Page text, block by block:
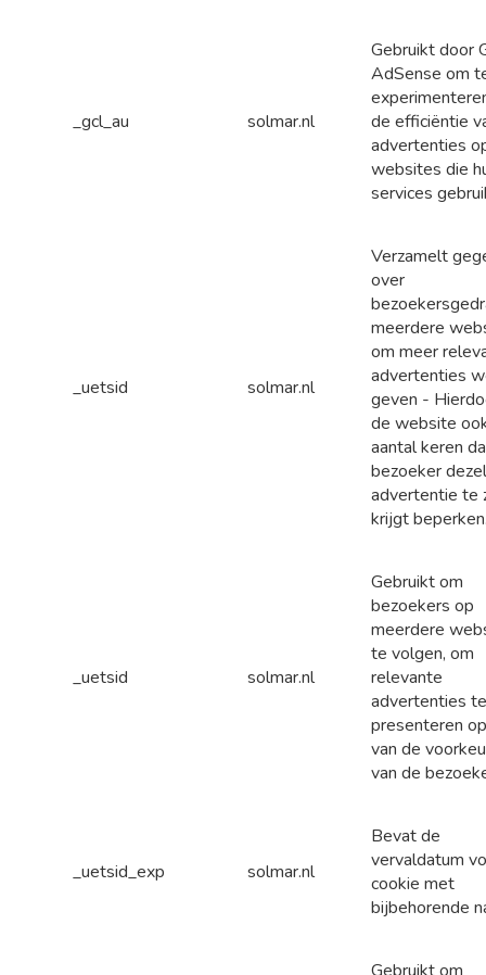
_gcl_au solmar.nl
Gebruikt door
AdSense om
de efficiëntie
advertenties
websites die
services
_uetsid solmar.nl
Verzamelt
over
meerdere
om meer
advertenties
geven -
de website
aantal keren
bezoeker
advertentie te
krijgt
_uetsid solmar.nl
Gebruikt om
bezoekers op
meerdere
te volgen, om
relevante
advertenties te
presenteren
van de
van de
_uetsid_exp solmar.nl
Bevat de
vervaldatum
cookie met
bijbehorende
Gebruikt om